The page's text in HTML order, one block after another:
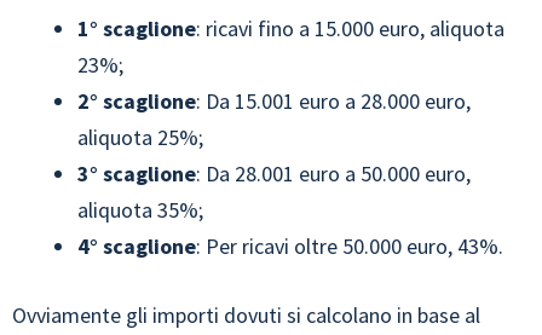
1° scaglione: ricavi fino a 15.000 euro, aliquota
23%;
2° scaglione: Da 15.001 euro a 28.000 euro,
aliquota 25%;
3° scaglione: Da 28.001 euro a 50.000 euro,
aliquota 35%;
4° scaglione: Per ricavi oltre 50.000 euro, 43%.
Ovviamente gli importi dovuti si calcolano in base al